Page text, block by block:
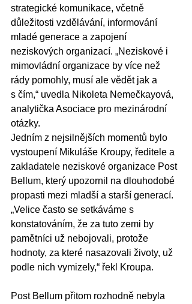
strategické komunikace, včetně
důležitosti vzdělávání, informování
mladé generace a zapojení
neziskových organizací. „Neziskové i
mimovládní organizace by více než
rády pomohly, musí ale vědět jak a
s čím,“ uvedla Nikoleta Nemečkayová,
analytička Asociace pro mezinárodní
otázky.
Jedním z nejsilnějších momentů bylo
vystoupení Mikuláše Kroupy, ředitele a
zakladatele neziskové organizace Post
Bellum, který upozornil na dlouhodobé
propasti mezi mladší a starší generací.
„Velice často se setkáváme s
konstatováním, že za tuto zemi by
pamětníci už nebojovali, protože
hodnoty, za které nasazovali životy, už
podle nich vymizely,“ řekl Kroupa.
Post Bellum přitom rozhodně nebyla